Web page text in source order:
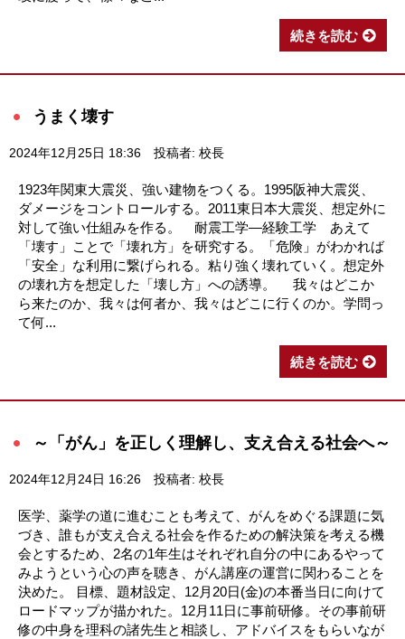
続きを読む
うまく壊す
2024年12月25日 18:36 投稿者: 校長
1923年関東大震災、強い建物をつくる。1995阪神大震災、
ダメージをコントロールする。2011東日本大震災、想定外に
対して強い仕組みを作る。 耐震工学―経験工学 あえて
「壊す」ことで「壊れ方」を研究する。「危険」がわかれば
「安全」な利用に繋げられる。粘り強く壊れていく。想定外
の壊れ方を想定した「壊し方」への誘導。 我々はどこか
ら来たのか、我々は何者か、我々はどこに行くのか。学問っ
て何...
続きを読む
～「がん」を正しく理解し、支え合える社会へ～
2024年12月24日 16:26 投稿者: 校長
医学、薬学の道に進むことも考えて、がんをめぐる課題に気
づき、誰もが支え合える社会を作るための解決策を考える機
会とするため、2名の1年生はそれぞれ自分の中にあるやって
みようという心の声を聴き、がん講座の運営に関わることを
決めた。 目標、題材設定、12月20日(金)の本番当日に向けて
ロードマップが描かれた。12月11日に事前研修。その事前研
修の中身を理科の諸先生と相談し、アドバイスをもらいなが